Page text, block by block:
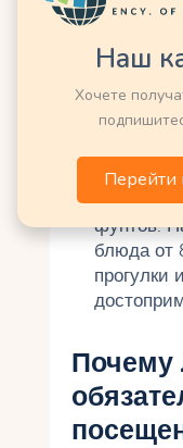
погоды
и дождь
Бюджет:
фунтов,
фунтов.
блюда от
прогулки
Почему
Наш
Хочете
Перейти